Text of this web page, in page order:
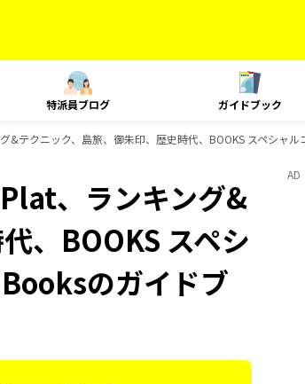
特派員ブログ ガイドブック
&テクニック、島旅、御朱印、歴史時代、BOOKS スペシャ
、ランキング&
、BOOKS スペシ
のガイドブ
AD